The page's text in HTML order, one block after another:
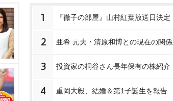
1 『徹子の部屋』山村紅葉放送日決定
2 亜希 元夫・清原和博との現在の関係
3 投資家の桐谷さん長年保有の株紹介
4 重岡大毅、結婚＆第1子誕生を報告